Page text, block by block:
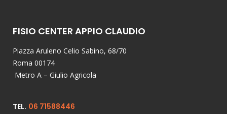
FISIO CENTER APPIO CLAUDIO
Piazza Aruleno Celio Sabino, 68/70
Roma 00174
Metro A – Giulio Agricola
TEL. 06 71588446